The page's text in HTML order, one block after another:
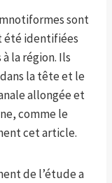
sont
été identifiées
la région. Ils
la tête et le
allongée et
comme le
cet article.
de l’étude a